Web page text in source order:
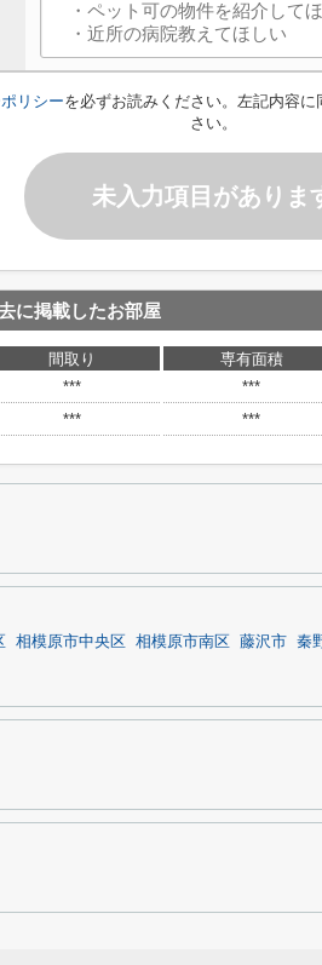
リシーを必ずお読みください。左記内容
さい。
未入力項目がありま
に掲載したお部屋
間取り 専有面積
*** ***
*** ***
相模原市中央区 相模原市南区 藤沢市 秦